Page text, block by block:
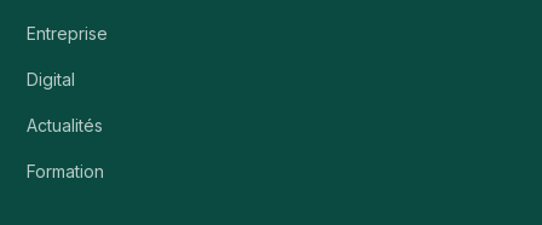
Entreprise
Digital
Actualités
Formation